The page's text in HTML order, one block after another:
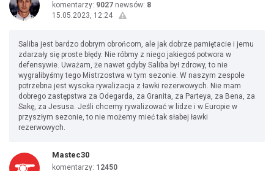
komentarzy: 9027 newsów: 8
15.05.2023, 12:24
Saliba jest bardzo dobrym obrońcom, ale jak dobrze pamiętacie i jemu
zdarzały się proste błędy. Nie róbmy z niego jakiegoś potwora w
defensywie. Uważam, że nawet gdyby Saliba był zdrowy, to nie
wygralibyśmy tego Mistrzostwa w tym sezonie. W naszym zespole
potrzebna jest wysoka rywalizacja z ławki rezerwowych. Nie mam
dobrego zastępstwa za Odegarda, za Granita, za Parteya, za Bena, za
Sakę, za Jesusa. Jeśli chcemy rywalizować w lidze i w Europie w
przyszłym sezonie, to nie możemy mieć tak słabej ławki
rezerwowych.
Mastec30
komentarzy: 12450